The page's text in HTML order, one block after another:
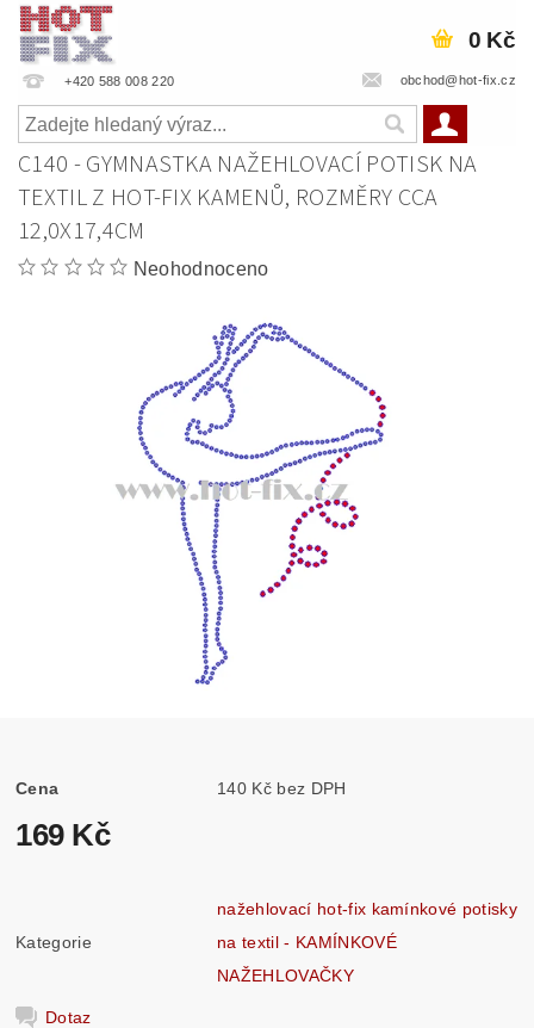
+420 588 008 220 obchod@hot-fix.cz
0 Kč
C140 - GYMNASTKA NAŽEHLOVACÍ POTISK NA
TEXTIL Z HOT-FIX KAMENŮ, ROZMĚRY CCA
12,0X17,4CM
Neohodnoceno
Cena 140 Kč bez DPH
169 Kč
Kategorie
nažehlovací hot-fix kamínkové potisky
na textil - KAMÍNKOVÉ
NAŽEHLOVAČKY
Dotaz